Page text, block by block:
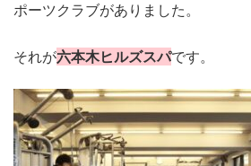
ポーツクラブがありました。
それが六本木ヒルズスパです。